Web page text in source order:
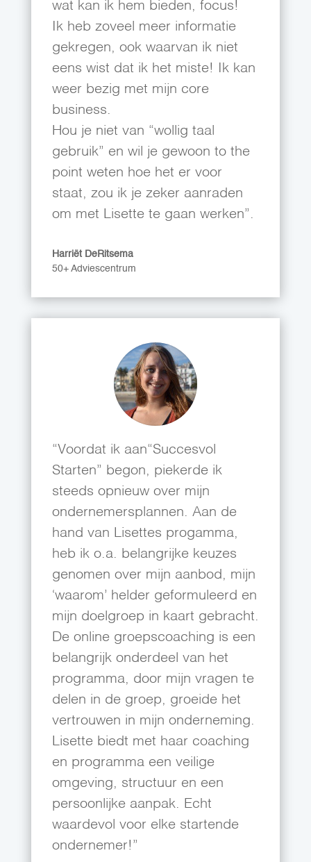
wat kan ik hem bieden, focus!
Ik heb zoveel meer informatie
gekregen, ook waarvan ik niet
eens wist dat ik het miste! Ik kan
weer bezig met mijn core
business.
Hou je niet van “wollig taal
gebruik” en wil je gewoon to the
point weten hoe het er voor
staat, zou ik je zeker aanraden
om met Lisette te gaan werken”.
Harriët DeRitsema
50+ Adviescentrum
“Voordat ik aan“Succesvol
Starten” begon, piekerde ik
steeds opnieuw over mijn
ondernemersplannen. Aan de
hand van Lisettes progamma,
heb ik o.a. belangrijke keuzes
genomen over mijn aanbod, mijn
‘waarom’ helder geformuleerd en
mijn doelgroep in kaart gebracht.
De online groepscoaching is een
belangrijk onderdeel van het
programma, door mijn vragen te
delen in de groep, groeide het
vertrouwen in mijn onderneming.
Lisette biedt met haar coaching
en programma een veilige
omgeving, structuur en een
persoonlijke aanpak. Echt
waardevol voor elke startende
ondernemer!”